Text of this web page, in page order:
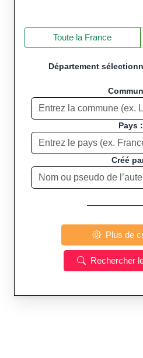
Toute la France
Département
Pays :
Créé